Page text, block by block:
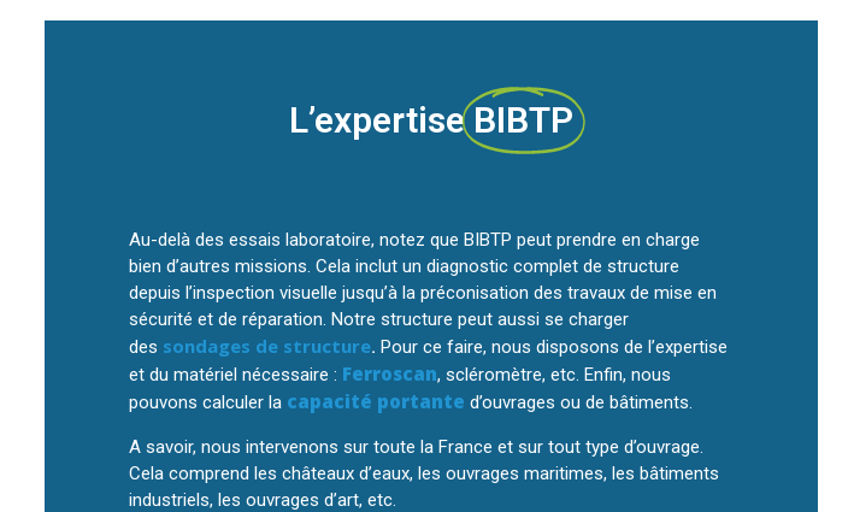
L’expertise BIBTP
Au-delà des essais laboratoire, notez que BIBTP peut prendre en charge
bien d’autres missions. Cela inclut un diagnostic complet de structure
depuis l’inspection visuelle jusqu’à la préconisation des travaux de mise en
sécurité et de réparation. Notre structure peut aussi se charger
des sondages de structure. Pour ce faire, nous disposons de l’expertise
et du matériel nécessaire : Ferroscan, scléromètre, etc. Enfin, nous
pouvons calculer la capacité portante d’ouvrages ou de bâtiments.
A savoir, nous intervenons sur toute la France et sur tout type d’ouvrage.
Cela comprend les châteaux d’eaux, les ouvrages maritimes, les bâtiments
industriels, les ouvrages d’art, etc.